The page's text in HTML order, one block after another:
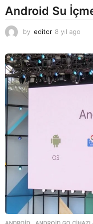
Android Su İçme
by editor 8 yıl ago
l
a
g